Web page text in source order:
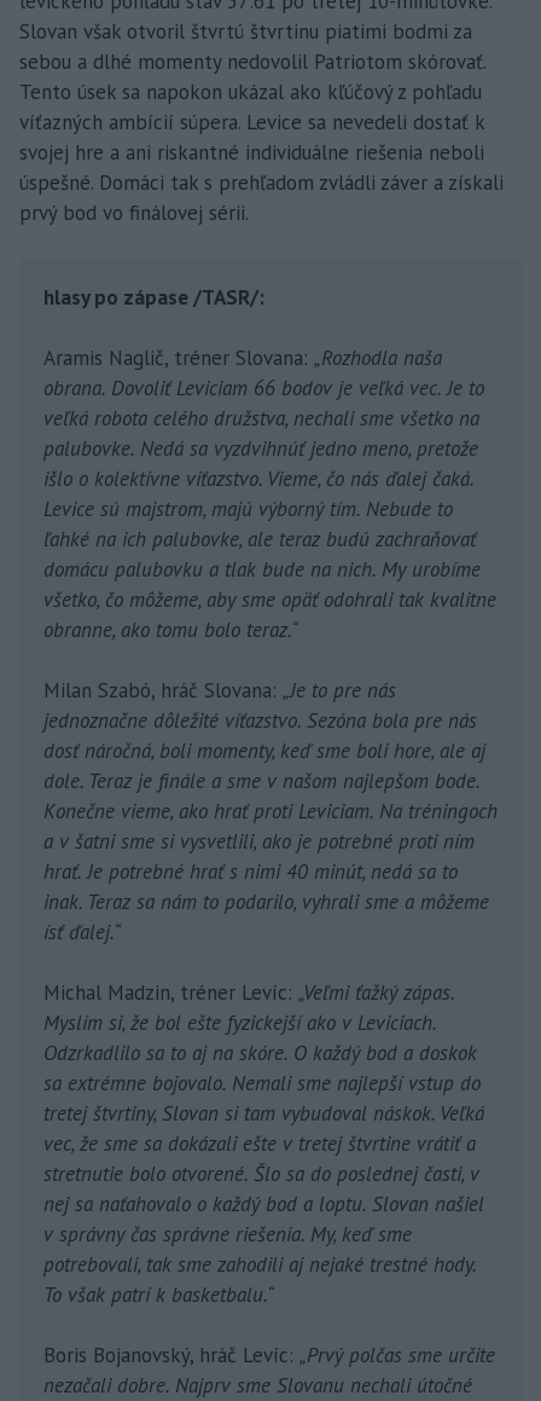
Slovan však otvoril štvrtú štvrtinu piatimi bodmi za
sebou a dlhé momenty nedovolil Patriotom skórovať.
Tento úsek sa napokon ukázal ako kľúčový z pohľadu
víťazných ambícií súpera. Levice sa nevedeli dostať k
svojej hre a ani riskantné individuálne riešenia neboli
úspešné. Domáci tak s prehľadom zvládli záver a získali
prvý bod vo finálovej sérii.
hlasy po zápase /TASR/:
Aramis Naglič, tréner Slovana: „Rozhodla naša
obrana. Dovoliť Leviciam 66 bodov je veľká vec. Je to
veľká robota celého družstva, nechali sme všetko na
palubovke. Nedá sa vyzdvihnúť jedno meno, pretože
išlo o kolektívne víťazstvo. Vieme, čo nás ďalej čaká.
Levice sú majstrom, majú výborný tím. Nebude to
ľahké na ich palubovke, ale teraz budú zachraňovať
domácu palubovku a tlak bude na nich. My urobíme
všetko, čo môžeme, aby sme opäť odohrali tak kvalitne
obranne, ako tomu bolo teraz.“
Milan Szabó, hráč Slovana: „Je to pre nás
jednoznačne dôležité víťazstvo. Sezóna bola pre nás
dosť náročná, boli momenty, keď sme boli hore, ale aj
dole. Teraz je finále a sme v našom najlepšom bode.
Konečne vieme, ako hrať proti Leviciam. Na tréningoch
a v šatni sme si vysvetlili, ako je potrebné proti ním
hrať. Je potrebné hrať s nimi 40 minút, nedá sa to
inak. Teraz sa nám to podarilo, vyhrali sme a môžeme
ísť ďalej.“
Michal Madzin, tréner Levíc: „Veľmi ťažký zápas.
Myslím si, že bol ešte fyzickejší ako v Leviciach.
Odzrkadlilo sa to aj na skóre. O každý bod a doskok
sa extrémne bojovalo. Nemali sme najlepší vstup do
tretej štvrtiny, Slovan si tam vybudoval náskok. Veľká
vec, že sme sa dokázali ešte v tretej štvrtine vrátiť a
stretnutie bolo otvorené. Šlo sa do poslednej časti, v
nej sa naťahovalo o každý bod a loptu. Slovan našiel
v správny čas správne riešenia. My, keď sme
potrebovali, tak sme zahodili aj nejaké trestné hody.
To však patrí k basketbalu.“
Boris Bojanovský, hráč Levíc: „Prvý polčas sme určite
nezačali dobre. Najprv sme Slovanu nechali útočné